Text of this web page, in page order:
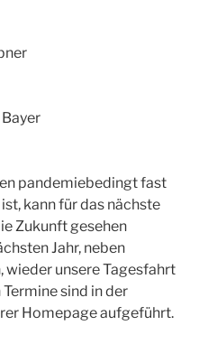
Bayer
pandemiebedingt fast
kann für das nächste
Zukunft gesehen
Jahr, neben
wieder unsere Tagesfahrt
sind in der
Homepage aufgeführt.